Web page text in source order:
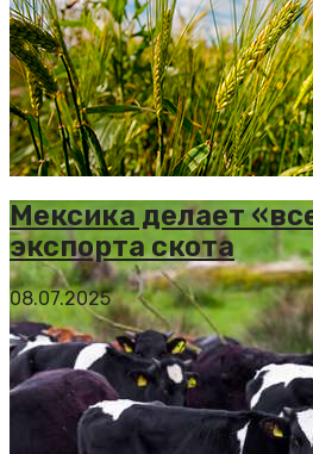
Мексика делает
экспорта скота
08.07.2025